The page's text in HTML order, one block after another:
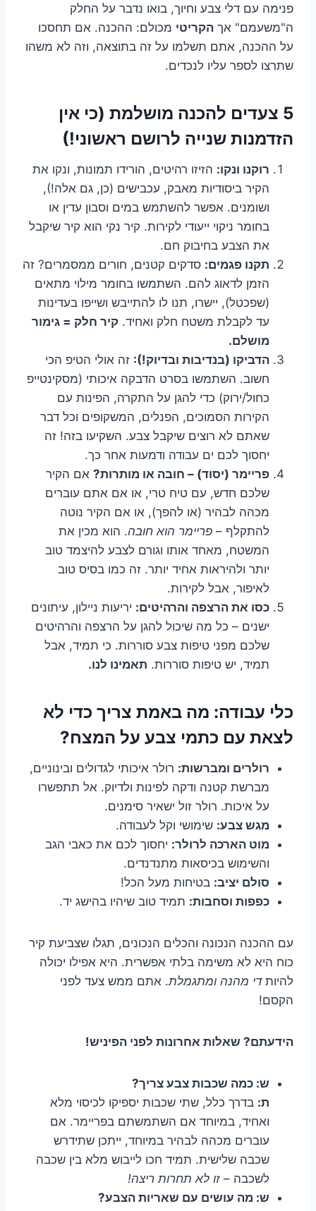
פנימה עם דלי צבע וחיוך, בואו נדבר על החלק
ה"משעמם" אך הקריטי מכולם: ההכנה. אם תחסכו
על ההכנה, אתם תשלמו על זה בתוצאה, וזה לא משהו
שתרצו לספר עליו לנכדים.
5 צעדים להכנה מושלמת (כי אין
הזדמנות שנייה לרושם ראשוני!)
רוקנו ונקו: הזיזו רהיטים, הורידו תמונות, ונקו את
הקיר ביסודיות מאבק, עכבישים (כן, גם אלה!),
ושומנים. אפשר להשתמש במים וסבון עדין או
בחומר ניקוי ייעודי לקירות. קיר נקי הוא קיר שיקבל
את הצבע בחיבוק חם.
תקנו פגמים: סדקים קטנים, חורים ממסמרים? זה
הזמן לדאוג להם. השתמשו בחומר מילוי מתאים
(שפכטל), יישרו, תנו לו להתייבש ושייפו בעדינות
עד לקבלת משטח חלק ואחיד. קיר חלק = גימור
מושלם.
הדביקו (בנדיבות ובדיוק!): זה אולי הטיפ הכי
חשוב. השתמשו בסרט הדבקה איכותי (מסקינטייפ
כחול/ירוק) כדי להגן על התקרה, הפינות עם
הקירות הסמוכים, הפנלים, המשקופים וכל דבר
שאתם לא רוצים שיקבל צבע. השקיעו בזה! זה
יחסוך לכם ים עבודה ודמעות אחר כך.
פריימר (יסוד) – חובה או מותרות? אם הקיר
שלכם חדש, עם טיח טרי, או אם אתם עוברים
מכהה לבהיר (או להפך), או אם הקיר נוטה
להתקלף – פריימר הוא חובה. הוא מכין את
המשטח, מאחד אותו וגורם לצבע להיצמד טוב
יותר ולהיראות אחיד יותר. זה כמו בסיס טוב
לאיפור, אבל לקירות.
כסו את הרצפה והרהיטים: יריעות ניילון, עיתונים
ישנים – כל מה שיכול להגן על הרצפה והרהיטים
שלכם מפני טיפות צבע סוררות. כי תמיד, אבל
תמיד, יש טיפות סוררות. תאמינו לנו.
כלי עבודה: מה באמת צריך כדי לא
לצאת עם כתמי צבע על המצח?
רולרים ומברשות: רולר איכותי לגדולים ובינוניים,
מברשת קטנה ודקה לפינות ולדיוק. אל תתפשרו
על איכות. רולר זול ישאיר סימנים.
מגש צבע: שימושי וקל לעבודה.
מוט הארכה לרולר: יחסוך לכם את כאבי הגב
והשימוש בכיסאות מתנדנדים.
סולם יציב: בטיחות מעל הכל!
כפפות וסחבות: תמיד טוב שיהיו בהישג יד.
עם ההכנה הנכונה והכלים הנכונים, תגלו שצביעת קיר
כוח היא לא משימה בלתי אפשרית. היא אפילו יכולה
להיותדי מהנה ומתגמלת. אתם ממש צעד לפני
הקסם!
הידעתם? שאלות אחרונות לפני הפיניש!
ש: כמה שכבות צבע צריך?
ת: בדרך כלל, שתי שכבות יספיקו לכיסוי מלא
ואחיד, במיוחד אם השתמשתם בפריימר. אם
עוברים מכהה לבהיר במיוחד, ייתכן שתידרש
שכבה שלישית. תמיד חכו לייבוש מלא בין שכבה
לשכבה – זו לא תחרות ריצה!
ש: מה עושים עם שאריות הצבע?